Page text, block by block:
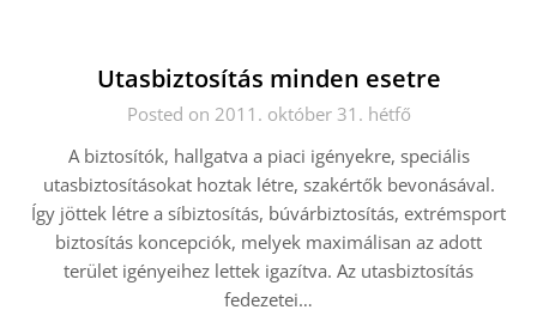
Utasbiztosítás minden esetre
Posted on 2011. október 31. hétfő
A biztosítók, hallgatva a piaci igényekre, speciális
utasbiztosításokat hoztak létre, szakértők bevonásával.
Így jöttek létre a síbiztosítás, búvárbiztosítás, extrémsport
biztosítás koncepciók, melyek maximálisan az adott
terület igényeihez lettek igazítva. Az utasbiztosítás
fedezetei…